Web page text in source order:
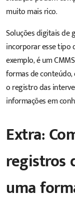
muito mais rico.
Soluções digitais de
incorporar esse tipo
exemplo, é um
formas de
o registro das
informações em
Extra:
registros
uma